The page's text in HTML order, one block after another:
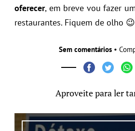
oferecer, em breve vou fazer
restaurantes. Fiquem de olho 😉
Sem comentários•
Aproveite para ler